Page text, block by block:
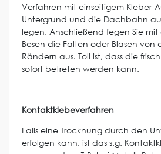
Verfahren mit einseitigem Kleber-
Untergrund und die Dachbahn
legen. Anschließend fegen Sie
Besen die Falten oder Blasen von
Rändern aus. Toll ist, dass die
sofort betreten werden kann.
Kontaktklebeverfahren
Falls eine Trocknung durch den
erfolgen kann, ist das s.g.